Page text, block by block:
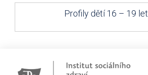
Profily dětí 16 – 19 let